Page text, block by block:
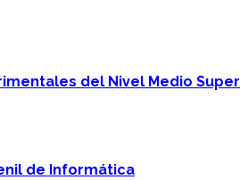
del Nivel Medio
de Informática